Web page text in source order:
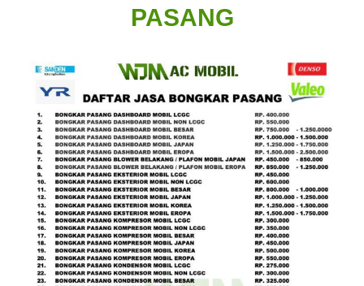
PASANG